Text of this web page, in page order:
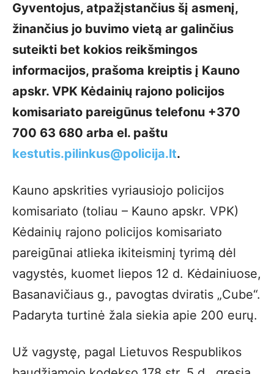
Gyventojus, atpažįstančius šį asmenį,
žinančius jo buvimo vietą ar galinčius
suteikti bet kokios reikšmingos
informacijos, prašoma kreiptis į Kauno
apskr. VPK Kėdainių rajono policijos
komisariato pareigūnus telefonu +370
700 63 680 arba el. paštu
kestutis.pilinkus@policija.lt.
Kauno apskrities vyriausiojo policijos
komisariato (toliau – Kauno apskr. VPK)
Kėdainių rajono policijos komisariato
pareigūnai atlieka ikiteisminį tyrimą dėl
vagystės, kuomet liepos 12 d. Kėdainiuose,
Basanavičiaus g., pavogtas dviratis „Cube“.
Padaryta turtinė žala siekia apie 200 eurų.
Už vagystę, pagal Lietuvos Respublikos